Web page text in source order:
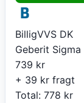
BilligVVS DK
Geberit
739 kr
+ 39 kr fragt
Total: 778 kr